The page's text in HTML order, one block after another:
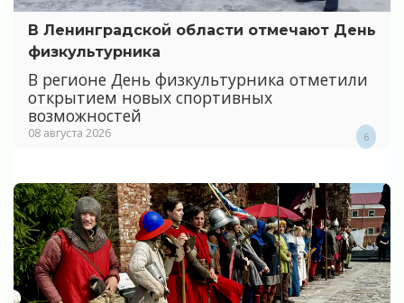
В Ленинградской области отмечают День
физкультурника
В регионе День физкультурника отметили
открытием новых спортивных
возможностей
08 августа 2026 6